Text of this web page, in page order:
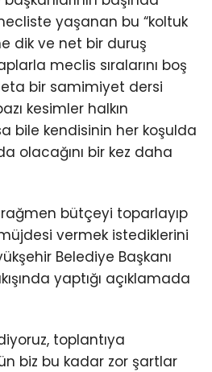
yaşanan bu “koltuk
dik ve net bir duruş
meclis sıralarını boş
bir samimiyet dersi
kesimler halkın
bile kendisinin her koşulda
olacağını bir kez daha
bütçeyi toparlayıp
vermek istediklerini
Belediye Başkanı
yaptığı açıklamada
toplantıya
biz bu kadar zor şartlar